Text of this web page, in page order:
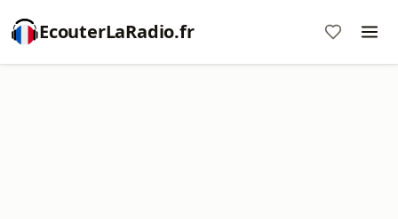
EcouterLaRadio.fr